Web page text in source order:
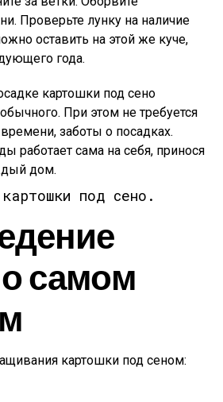
Проверьте лунку на наличие
оставить на этой же куче,
года.
картошки под сено
При этом не требуется
заботы о посадках.
работает сама на себя, принося
дом.
под сено.
самом
картошки под сеном: